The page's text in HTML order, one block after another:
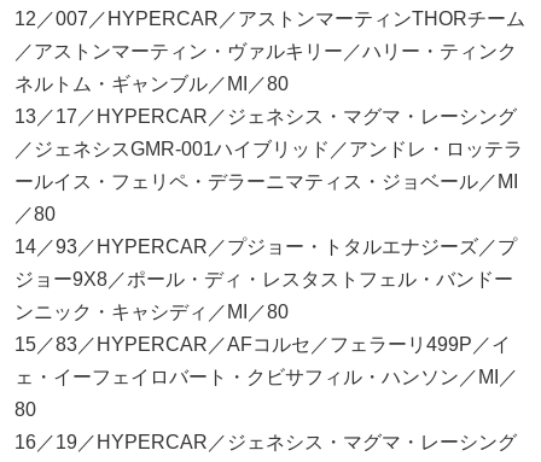
12／007／HYPERCAR／アストンマーティンTHORチーム
／アストンマーティン・ヴァルキリー／ハリー・ティンク
ネルトム・ギャンブル／MI／80
13／17／HYPERCAR／ジェネシス・マグマ・レーシング
／ジェネシスGMR-001ハイブリッド／アンドレ・ロッテラ
ールイス・フェリペ・デラーニマティス・ジョベール／MI
／80
14／93／HYPERCAR／プジョー・トタルエナジーズ／プ
ジョー9X8／ポール・ディ・レスタストフェル・バンドー
ンニック・キャシディ／MI／80
15／83／HYPERCAR／AFコルセ／フェラーリ499P／イ
ェ・イーフェイロバート・クビサフィル・ハンソン／MI／
80
16／19／HYPERCAR／ジェネシス・マグマ・レーシング